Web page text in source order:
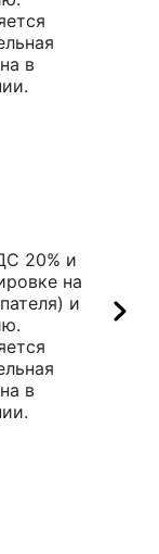
в
20% и
на
и
в